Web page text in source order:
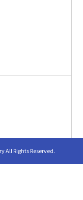
All Rights Reserved.